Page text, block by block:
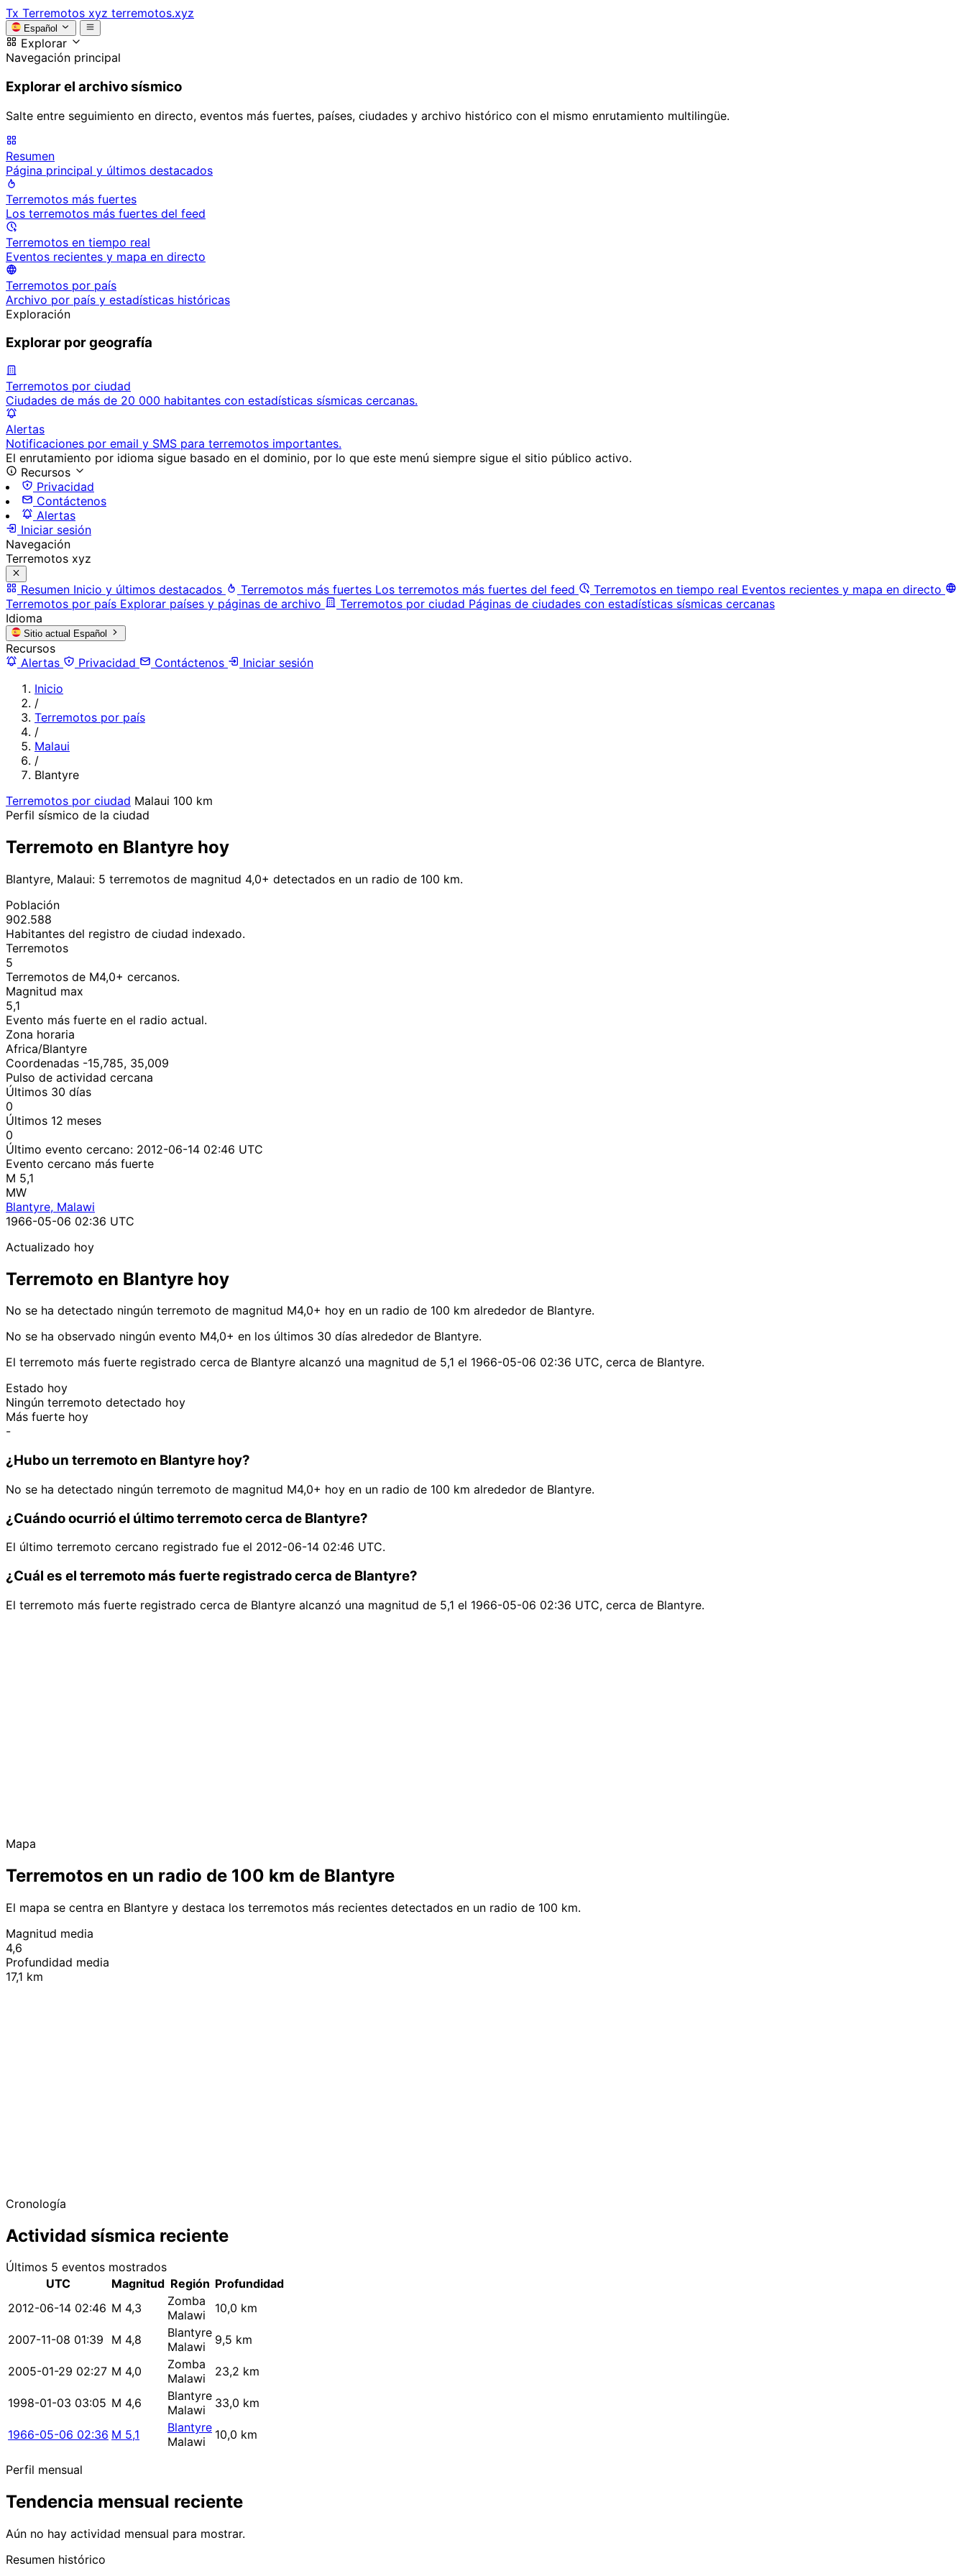
Tx Terremotos xyz terremotos.xyz
Español
Explorar
Navegación principal
Explorar el archivo sísmico
Salte entre seguimiento en directo, eventos más fuertes, países, ciudades y archivo histórico con el mismo enrutamiento multilingüe.
Resumen
Página principal y últimos destacados
Terremotos más fuertes
Los terremotos más fuertes del feed
Terremotos en tiempo real
Eventos recientes y mapa en directo
Terremotos por país
Archivo por país y estadísticas históricas
Exploración
Explorar por geografía
Terremotos por ciudad
Ciudades de más de 20 000 habitantes con estadísticas sísmicas cercanas.
Alertas
Notificaciones por email y SMS para terremotos importantes.
El enrutamiento por idioma sigue basado en el dominio, por lo que este menú siempre sigue el sitio público activo.
Recursos
Privacidad
Contáctenos
Alertas
Iniciar sesión
Navegación
Terremotos xyz
Resumen Inicio y últimos destacados Terremotos más fuertes Los terremotos más fuertes del feed Terremotos en tiempo real Eventos recientes y mapa en directo
Terremotos por país Explorar países y páginas de archivo Terremotos por ciudad Páginas de ciudades con estadísticas sísmicas cercanas
Idioma
Sitio actual Español
Recursos
Alertas
Privacidad Contáctenos
Iniciar sesión
Inicio
/
Terremotos por país
/
Malaui
/
Blantyre
Terremotos por ciudad Malaui 100 km
Perfil sísmico de la ciudad
Terremoto en Blantyre hoy
Blantyre, Malaui: 5 terremotos de magnitud 4,0+ detectados en un radio de 100 km.
Población
902.588
Habitantes del registro de ciudad indexado.
Terremotos
5
Terremotos de M4,0+ cercanos.
Magnitud max
5,1
Evento más fuerte en el radio actual.
Zona horaria
Africa/Blantyre
Coordenadas -15,785, 35,009
Pulso de actividad cercana
Últimos 30 días
0
Últimos 12 meses
0
Último evento cercano: 2012-06-14 02:46 UTC
Evento cercano más fuerte
M 5,1
MW
Blantyre, Malawi
1966-05-06 02:36 UTC
Actualizado hoy
Terremoto en Blantyre hoy
No se ha detectado ningún terremoto de magnitud M4,0+ hoy en un radio de 100 km alrededor de Blantyre.
No se ha observado ningún evento M4,0+ en los últimos 30 días alrededor de Blantyre.
El terremoto más fuerte registrado cerca de Blantyre alcanzó una magnitud de 5,1 el 1966-05-06 02:36 UTC, cerca de Blantyre.
Estado hoy
Ningún terremoto detectado hoy
Más fuerte hoy
-
¿Hubo un terremoto en Blantyre hoy?
No se ha detectado ningún terremoto de magnitud M4,0+ hoy en un radio de 100 km alrededor de Blantyre.
¿Cuándo ocurrió el último terremoto cerca de Blantyre?
El último terremoto cercano registrado fue el 2012-06-14 02:46 UTC.
¿Cuál es el terremoto más fuerte registrado cerca de Blantyre?
El terremoto más fuerte registrado cerca de Blantyre alcanzó una magnitud de 5,1 el 1966-05-06 02:36 UTC, cerca de Blantyre.
Mapa
Terremotos en un radio de 100 km de Blantyre
El mapa se centra en Blantyre y destaca los terremotos más recientes detectados en un radio de 100 km.
Magnitud media
4,6
Profundidad media
17,1 km
Cronología
Actividad sísmica reciente
Últimos 5 eventos mostrados
UTC
Magnitud Región Profundidad
2012-06-14 02:46 M 4,3
Zomba
Malawi
10,0 km
2007-11-08 01:39 M 4,8
Blantyre
Malawi
9,5 km
2005-01-29 02:27 M 4,0
Zomba
Malawi
23,2 km
1998-01-03 03:05 M 4,6
Blantyre
Malawi
33,0 km
1966-05-06 02:36 M 5,1
Blantyre
Malawi
10,0 km
Perfil mensual
Tendencia mensual reciente
Aún no hay actividad mensual para mostrar.
Resumen histórico